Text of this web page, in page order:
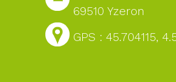
69510 Yzeron
GPS : 45.704115,